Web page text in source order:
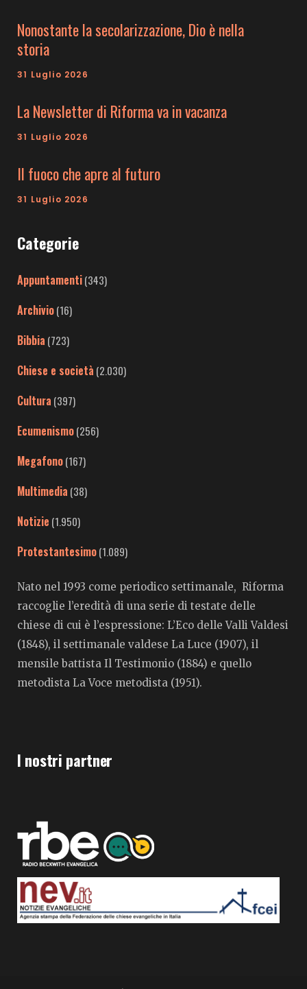
Nonostante la secolarizzazione, Dio è nella
storia
31 Luglio 2026
La Newsletter di Riforma va in vacanza
31 Luglio 2026
Il fuoco che apre al futuro
31 Luglio 2026
Categorie
Appuntamenti(343)
Archivio(16)
Bibbia (723)
Chiese e società (2.030)
Cultura (397)
Ecumenismo(256)
Megafono(167)
Multimedia (38)
Notizie (1.950)
Protestantesimo(1.089)
Nato nel 1993 come periodico settimanale, Riforma
raccoglie l’eredità di una serie di testate delle
chiese di cui è l’espressione: L’Eco delle Valli Valdesi
(1848), il settimanale valdese La Luce (1907), il
mensile battista Il Testimonio (1884) e quello
metodista La Voce metodista (1951).
I nostri partner